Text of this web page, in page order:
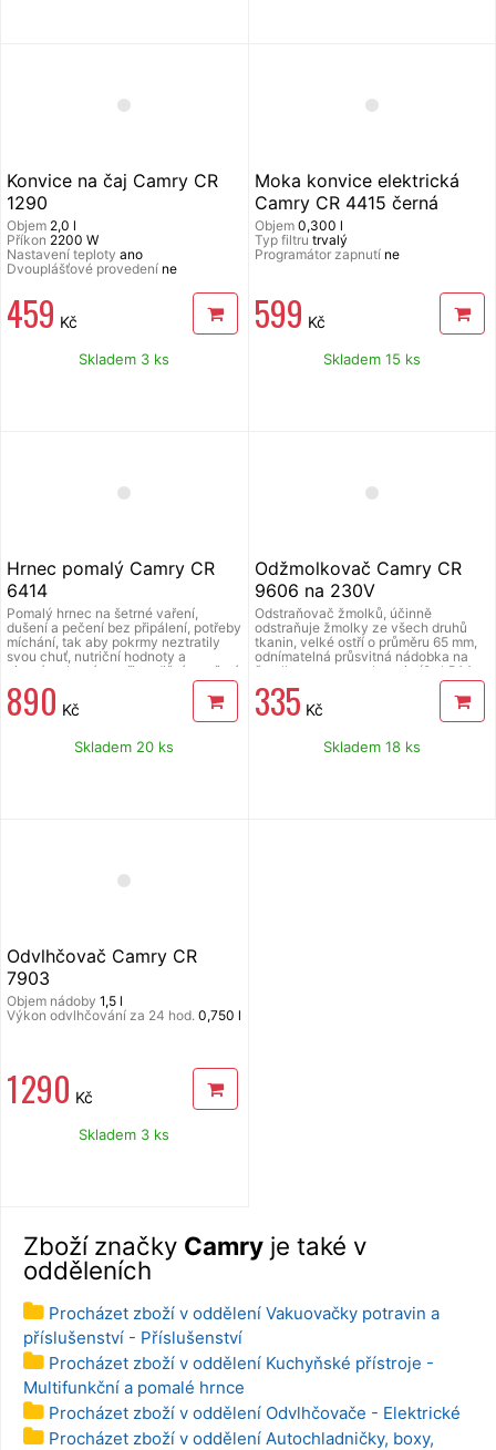
Konvice na čaj Camry CR
1290
Objem 2,0 l
Příkon 2200 W
Nastavení teploty ano
Dvouplášťové provedení ne
459 Kč
Skladem 3 ks
Moka konvice elektrická
Camry CR 4415 černá
Objem 0,300 l
Typ filtru trvalý
Programátor zapnutí ne
599 Kč
Skladem 15 ks
Hrnec pomalý Camry CR
6414
Pomalý hrnec na šetrné vaření,
dušení a pečení bez připálení, potřeby
míchání, tak aby pokrmy neztratily
svou chuť, nutriční hodnoty a
vitamíny, které se při tradičním vaření
u bodu varu ničí. Objem vnitřní
vyjímatelné keramické nádoby 4,7
litru až na 8 porcí. Skleněná poklice
provozní režimy (high, low, keep
warm), LED displej ukazující zbývající
890 Kč
Skladem 20 ks
Odžmolkovač Camry CR
9606 na 230V
Odstraňovač žmolků, účinně
odstraňuje žmolky ze všech druhů
tkanin, velké ostří o průměru 65 mm,
odnímatelná průsvitná nádobka na
žmolky, provoz na baterie (2x LR14;
nejsou součástí balení)/síť, hmotnost
0,32 kg.
335 Kč
Skladem 18 ks
Odvlhčovač Camry CR
7903
Objem nádoby 1,5 l
Výkon odvlhčování za 24 hod. 0,750 l
1 290 Kč
Skladem 3 ks
Zboží značky Camry je také v
odděleních
Procházet zboží v oddělení Vakuovačky potravin a
příslušenství - Příslušenství
Procházet zboží v oddělení Kuchyňské přístroje -
Multifunkční a pomalé hrnce
Procházet zboží v oddělení Odvlhčovače - Elektrické
Procházet zboží v oddělení Autochladničky, boxy,